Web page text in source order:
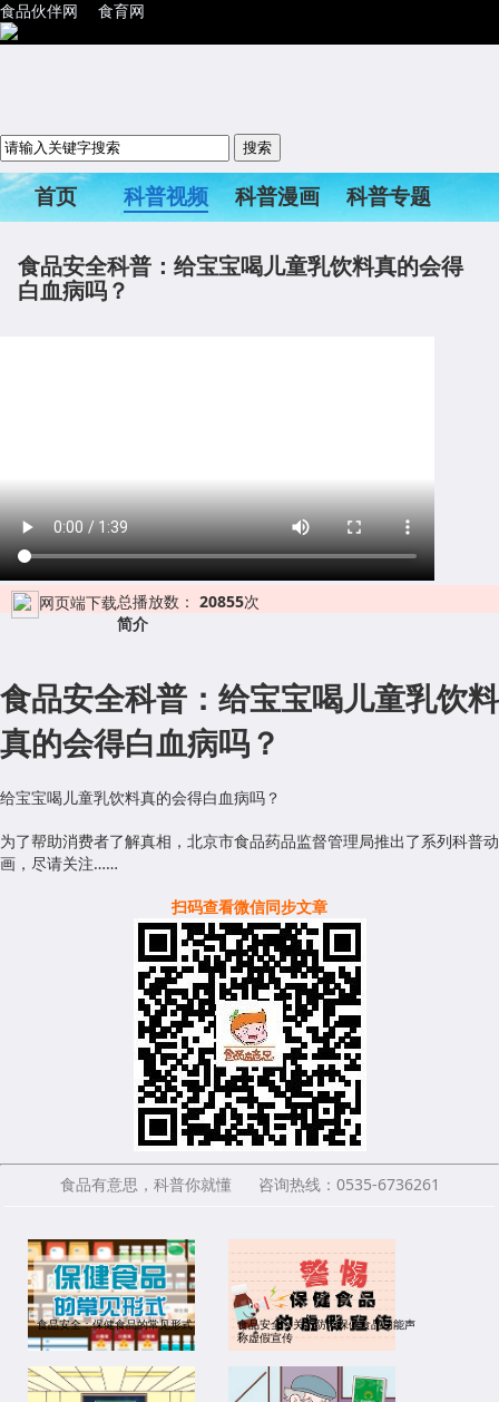
食品伙伴网 食育网
首页 科普视频 科普漫画
科普专题
食品安全科普：给宝宝喝儿童乳饮料真的会得
白血病吗？
网页端下载总播放数： 20855次
简介
食品安全科普：给宝宝喝儿童乳饮料
真的会得白血病吗？
给宝宝喝儿童乳饮料真的会得白血病吗？
为了帮助消费者了解真相，北京市食品药品监督管理局推出了系列科普动
画，尽请关注……
扫码查看微信同步文章
食品有意思，科普你就懂 咨询热线：0535-6736261
食品安全：保健食品的常见形式
食品安全：关于防范保健食品功能声
称虚假宣传